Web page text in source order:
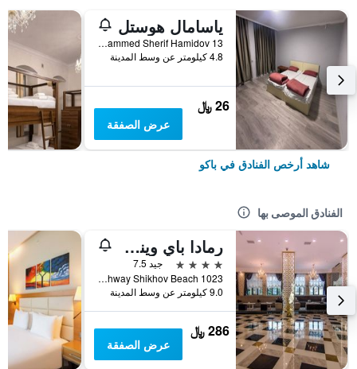
ياسامال هوستل
General Mammed Sherif Hamidov 13, باكو, أذربيجان
4.8 كيلومتر عن وسط المدينة
26 ﷼
عرض الصفقة
شاهد أرخص الفنادق في باكو
الفنادق الموصى بها
رمادا باي ويندام باكو
4 نجوم
جيد 7.5
Salyan Highway Shikhov Beach 1023, باكو, أذربيجان
9.0 كيلومتر عن وسط المدينة
286 ﷼
عرض الصفقة